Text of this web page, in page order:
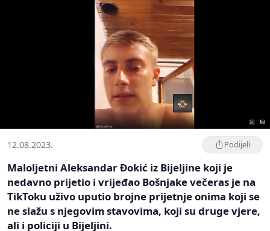
12.08.2023. Podijeli
Maloljetni Aleksandar Đokić iz Bijeljine koji je
nedavno prijetio i vrijeđao Bošnjake večeras je na
TikToku uživo uputio brojne prijetnje onima koji se
ne slažu s njegovim stavovima, koji su druge vjere,
ali i policiji u Bijeljini.